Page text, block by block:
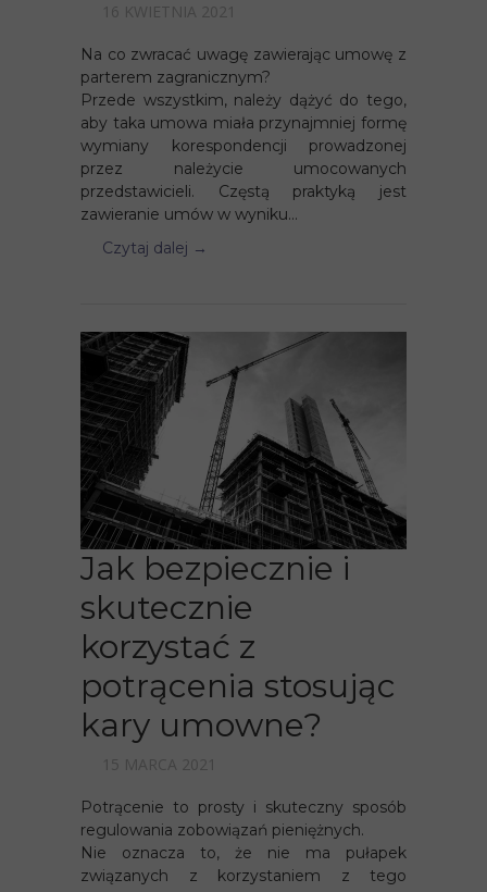
16 KWIETNIA 2021
Na co zwracać uwagę zawierając umowę z
parterem zagranicznym?
Przede wszystkim, należy dążyć do tego,
aby taka umowa miała przynajmniej formę
wymiany korespondencji prowadzonej
przez należycie umocowanych
przedstawicieli. Częstą praktyką jest
zawieranie umów w wyniku...
Czytaj dalej →
Jak bezpiecznie i
skutecznie
korzystać z
potrącenia stosując
kary umowne?
15 MARCA 2021
Potrącenie to prosty i skuteczny sposób
regulowania zobowiązań pieniężnych.
Nie oznacza to, że nie ma pułapek
związanych z korzystaniem z tego